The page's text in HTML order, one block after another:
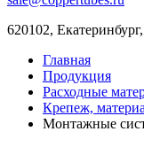
620102,
Главная
Продукция
Расходные
Крепеж,
Монтажные